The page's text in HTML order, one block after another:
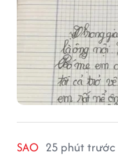
SAO 25 phút trước